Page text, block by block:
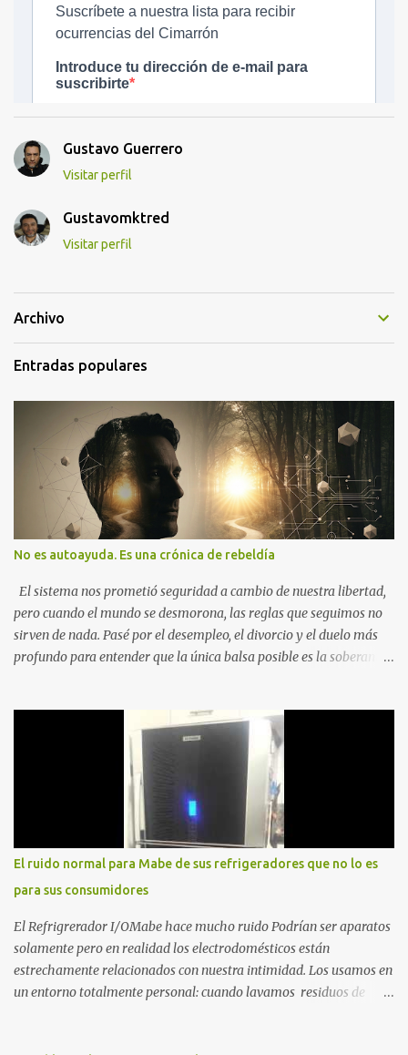
Gustavo Guerrero
Visitar perfil
Gustavomktred
Visitar perfil
Archivo
Entradas populares
No es autoayuda. Es una crónica de rebeldía
El sistema nos prometió seguridad a cambio de nuestra libertad,
pero cuando el mundo se desmorona, las reglas que seguimos no
sirven de nada. Pasé por el desempleo, el divorcio y el duelo más
profundo para entender que la única balsa posible es la soberanía
un Cimarrón no es huir del mundo, es aprender a caminar en él sin
llevar puestas las cadenas de otros 1. La Caída: Al Filo del
Precipicio El momento del quiebre. En Al Filo del Precipicio, relato
mi caída. No como una víctima, sino como alguien que descubrió
que la crisis es el único lugar donde la verdad no se puede ocultar.
Este libro es el testimonio de cómo reconstruir la identidad cuando
el éxito corporativo y las etiquetas sociales te abandonan. Es la
base técnica y espiritual de mi regreso al mundo. Adquirir en
Amazon 2. La Huida: Cimarrón Asilvestrarse: La úni...
El ruido normal para Mabe de sus refrigeradores que no lo es
para sus consumidores
El Refrigrerador I/OMabe hace mucho ruido Podrían ser aparatos
solamente pero en realidad los electrodomésticos están
estrechamente relacionados con nuestra intimidad. Los usamos en
un entorno totalmente personal: cuando lavamos residuos de